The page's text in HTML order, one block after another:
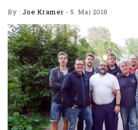
By : Joe Kramer - 5. Mai 2018